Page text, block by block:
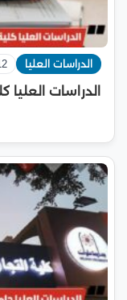
الدراسات العليا 12
الدراسات العليا